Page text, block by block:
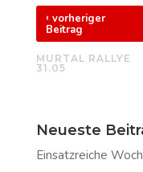
‹ vorheriger
Beitrag
MURTAL RALLYE
31.05
Neueste
Einsatzreiche